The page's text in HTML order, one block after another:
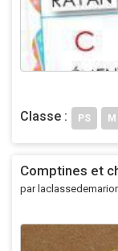
Classe :
PS
Comptines et
par